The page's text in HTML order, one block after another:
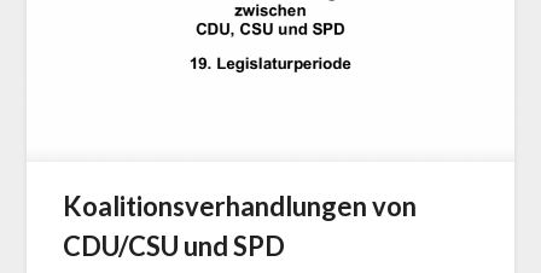
Koalitionsverhandlungen von
CDU/CSU und SPD